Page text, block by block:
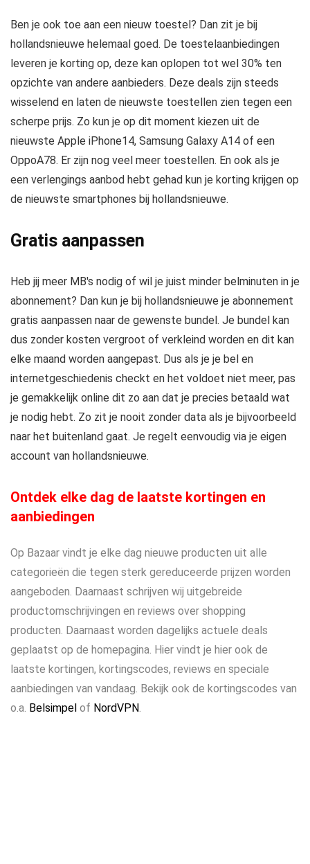
Ben je ook toe aan een nieuw toestel? Dan zit je bij
hollandsnieuwe helemaal goed. De toestelaanbiedingen
leveren je korting op, deze kan oplopen tot wel 30% ten
opzichte van andere aanbieders. Deze deals zijn steeds
wisselend en laten de nieuwste toestellen zien tegen een
scherpe prijs. Zo kun je op dit moment kiezen uit de
nieuwste Apple iPhone14, Samsung Galaxy A14 of een
OppoA78. Er zijn nog veel meer toestellen. En ook als je
een verlengings aanbod hebt gehad kun je korting krijgen op
de nieuwste smartphones bij hollandsnieuwe.
Gratis aanpassen
Heb jij meer MB's nodig of wil je juist minder belminuten in je
abonnement? Dan kun je bij hollandsnieuwe je abonnement
gratis aanpassen naar de gewenste bundel. Je bundel kan
dus zonder kosten vergroot of verkleind worden en dit kan
elke maand worden aangepast. Dus als je je bel en
internetgeschiedenis checkt en het voldoet niet meer, pas
je gemakkelijk online dit zo aan dat je precies betaald wat
je nodig hebt. Zo zit je nooit zonder data als je bijvoorbeeld
naar het buitenland gaat. Je regelt eenvoudig via je eigen
account van hollandsnieuwe.
Ontdek elke dag de laatste kortingen en
aanbiedingen
Op Bazaar vindt je elke dag nieuwe producten uit alle
categorieën die tegen sterk gereduceerde prijzen worden
aangeboden. Daarnaast schrijven wij uitgebreide
productomschrijvingen en reviews over shopping
producten. Daarnaast worden dagelijks actuele deals
geplaatst op de homepagina. Hier vindt je hier ook de
laatste kortingen, kortingscodes, reviews en speciale
aanbiedingen van vandaag. Bekijk ook de kortingscodes van
o.a. Belsimpel of NordVPN.